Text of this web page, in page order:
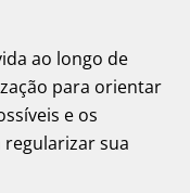
ao longo de
para orientar
e os
sua